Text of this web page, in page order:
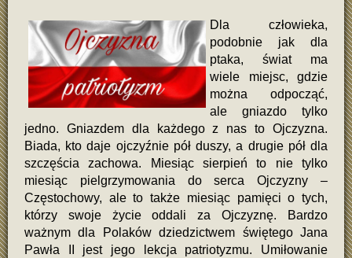
Dla człowieka,
podobnie jak dla
ptaka, świat ma
wiele miejsc, gdzie
można odpocząć,
ale gniazdo tylko
jedno. Gniazdem dla każdego z nas to Ojczyzna.
Biada, kto daje ojczyźnie pół duszy, a drugie pół dla
szczęścia zachowa. Miesiąc sierpień to nie tylko
miesiąc pielgrzymowania do serca Ojczyzny –
Częstochowy, ale to także miesiąc pamięci o tych,
którzy swoje życie oddali za Ojczyznę. Bardzo
ważnym dla Polaków dziedzictwem świętego Jana
Pawła II jest jego lekcja patriotyzmu. Umiłowanie